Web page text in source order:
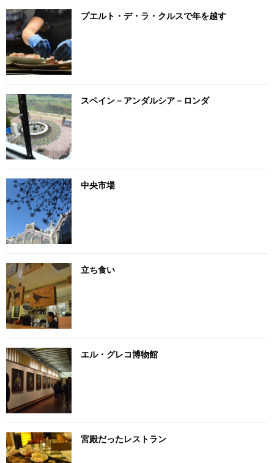
プエルト・デ・ラ・クルスで年を越す
スペイン－アンダルシア－ロンダ
中央市場
立ち食い
エル・グレコ博物館
宮殿だったレストラン